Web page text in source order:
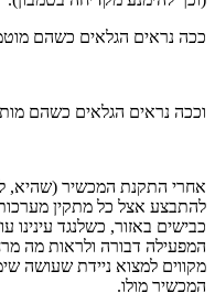
נראים הגלאים כשהם מוטמעים
נראים הגלאים כשהם
התקנת המכשיר (שהיא, למעט
אצל כל מתקין מערכות
באזור, כשלנגד עינינו
דבורה ולראות מה מרחק
למצוא ניידת שעושה שימוש
מולו.